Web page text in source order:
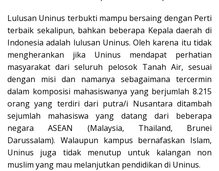
Lulusan Uninus terbukti mampu bersaing dengan Perti
terbaik sekalipun, bahkan beberapa Kepala daerah di
Indonesia adalah lulusan Uninus. Oleh karena itu tidak
mengherankan jika Uninus mendapat perhatian
masyarakat dari seluruh pelosok Tanah Air, sesuai
dengan misi dan namanya sebagaimana tercermin
dalam komposisi mahasiswanya yang berjumlah 8.215
orang yang terdiri dari putra/i Nusantara ditambah
sejumlah mahasiswa yang datang dari beberapa
negara ASEAN (Malaysia, Thailand, Brunei
Darussalam). Walaupun kampus bernafaskan Islam,
Uninus juga tidak menutup untuk kalangan non
muslim yang mau melanjutkan pendidikan di Uninus.